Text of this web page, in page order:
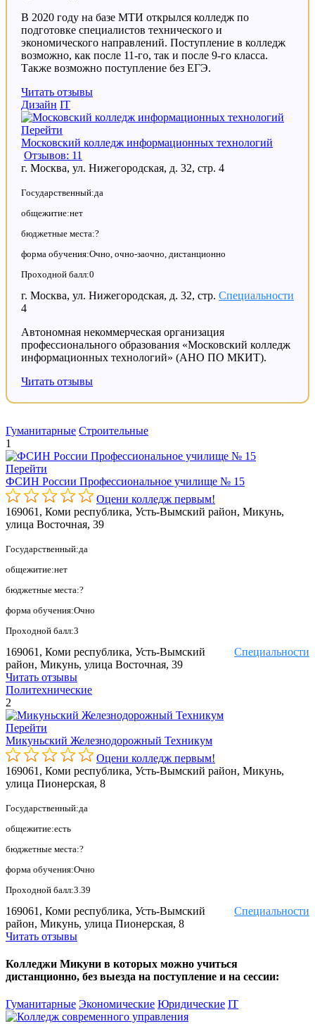
В 2020 году на базе МТИ открылся колледж по
подготовке специалистов технического и
экономического направлений. Поступление в колледж
возможно, как после 11-го, так и после 9-го класса.
Также возможно поступление без ЕГЭ.
Читать отзывы
Дизайн IT
Перейти
Московский колледж информационных технологий
Отзывов: 11
г. Москва, ул. Нижегородская, д. 32, стр. 4
Государственный:да
общежитие:нет
бюджетные места:?
форма обучения:Очно, очно-заочно, дистанционно
Проходной балл:0
Специальности
г. Москва, ул. Нижегородская, д. 32, стр.
4
Автономная некоммерческая организация
профессионального образования «Московский колледж
информационных технологий» (АНО ПО МКИТ).
Читать отзывы
Гуманитарные Строительные
1
Перейти
ФСИН России Профессиональное училище № 15
Оцени колледж первым!
169061, Коми республика, Усть-Вымский район, Микунь,
улица Восточная, 39
Государственный:да
общежитие:нет
бюджетные места:?
форма обучения:Очно
Проходной балл:3
Специальности
169061, Коми республика, Усть-Вымский
район, Микунь, улица Восточная, 39
Читать отзывы
Политехнические
2
Перейти
Микуньский Железнодорожный Техникум
Оцени колледж первым!
169061, Коми республика, Усть-Вымский район, Микунь,
улица Пионерская, 8
Государственный:да
общежитие:есть
бюджетные места:?
форма обучения:Очно
Проходной балл:3.39
Специальности
169061, Коми республика, Усть-Вымский
район, Микунь, улица Пионерская, 8
Читать отзывы
Колледжи Микуни в которых можно учиться
дистанционно, без выезда на поступление и на сессии:
Гуманитарные Экономические Юридические IT